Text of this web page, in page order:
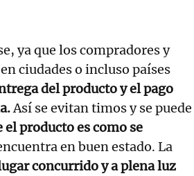
ya que los compradores y
ciudades o incluso países
del producto y el pago
Así se evitan timos y se puede
producto es como se
en buen estado. La
concurrido y a plena luz